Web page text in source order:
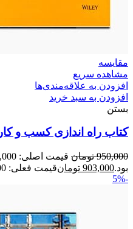
مقایسه
مشاهده سریع
افزودن به علاقه‌مندی‌ها
افزودن به سبد خرید
بستن
کتاب راه‌ اندازی کسب‌ و‌ کار
950,000 تومان
بود.903,000 تومانقیمت فعلی: 903,000 تومان.
-5%